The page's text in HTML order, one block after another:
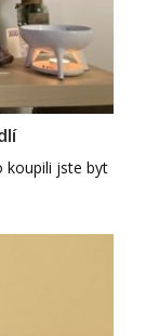
koupili jste byt